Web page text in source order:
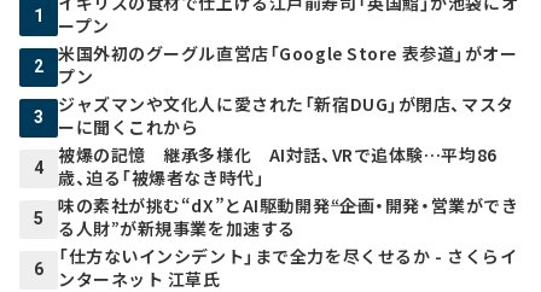
1
ープン
2
米国外初のグーグル直営店「Google Store 表参道」がオー
プン
3
ジャズマンや文化人に愛された「新宿DUG」が閉店、マスタ
ーに聞くこれから
4
被爆の記憶 継承多様化 AI対話、VRで追体験…平均86
歳、迫る「被爆者なき時代」
5
味の素社が挑む“dX”とAI駆動開発――“企画・開発・営業ができ
る人財”が新規事業を加速する
6
「仕方ないインシデント」まで全力を尽くせるか - さくらイ
ンターネット 江草氏